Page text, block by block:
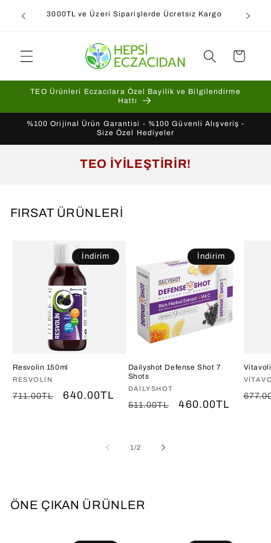
İçeriğe
atla
VE 3000TL ve Üzeri Siparişlerde Ücretsiz Kargo
Sepet
TEO Ürünleri Eczacılara Özel Bayilik ve Bilgilendirme
Hattı
%100 Orijinal Ürün Garantisi - %100 Güvenli Alışveriş -
Size Özel Hediyeler
TEO İYİLEŞTİRİR!
FIRSAT ÜRÜNLERİ
İndirim
Resvolin 150ml
Satıcı:
RESVOLIN
Normal
711.00TL
İndirimli
640.00TL
İndirim
Dailyshot Defense Shot 7
Shots
Satıcı:
DAILYSHOT
Normal
511.00TL
İndirimli
460.00TL
1//2
ÖNE ÇIKAN ÜRÜNLER